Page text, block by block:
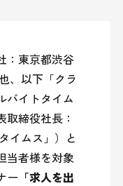
：東京都渋谷
、以下「クラ
バイトタイム
締役社長：
イムス」）と
当者様を対象
ー 「求人を出